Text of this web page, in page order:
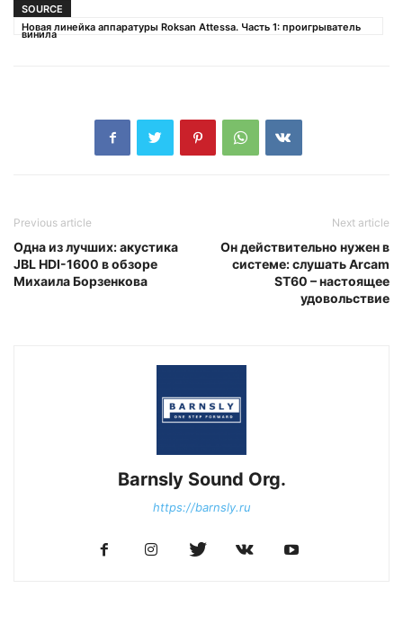
SOURCE
Новая линейка аппаратуры Roksan Attessa. Часть 1: проигрыватель
винила
Previous article
Одна из лучших: акустика
JBL HDI-1600 в обзоре
Михаила Борзенкова
Next article
Он действительно нужен в
системе: слушать Arcam
ST60 – настоящее
удовольствие
Barnsly Sound Org.
https://barnsly.ru